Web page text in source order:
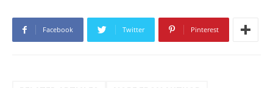
Facebook Twitter Pinterest